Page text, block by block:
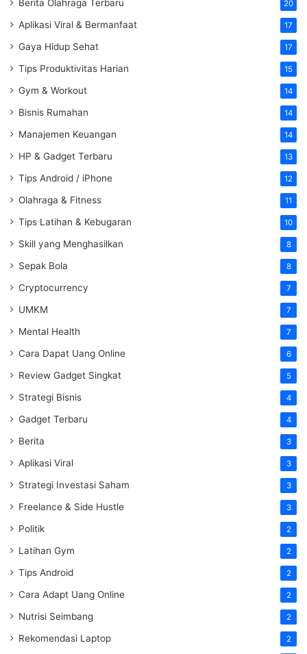
Berita Olahraga Terbaru 20
Aplikasi Viral & Bermanfaat 17
Gaya Hidup Sehat 17
Tips Produktivitas Harian 15
Gym & Workout 14
Bisnis Rumahan 14
Manajemen Keuangan 14
HP & Gadget Terbaru 13
Tips Android / iPhone 12
Olahraga & Fitness 11
Tips Latihan & Kebugaran 10
Skill yang Menghasilkan 8
Sepak Bola 8
Cryptocurrency 7
UMKM 7
Mental Health 7
Cara Dapat Uang Online 6
Review Gadget Singkat 5
Strategi Bisnis 4
Gadget Terbaru 4
Berita 3
Aplikasi Viral 3
Strategi Investasi Saham 3
Freelance & Side Hustle 3
Politik 2
Latihan Gym 2
Tips Android 2
Cara Adapt Uang Online 2
Nutrisi Seimbang 2
Rekomendasi Laptop 2